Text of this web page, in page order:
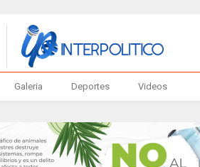
Galeria Deportes Videos